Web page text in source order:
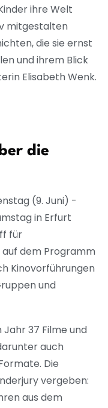
ihre Welt
mitgestalten
die sie ernst
und ihrem Blick
Elisabeth Wenk.
die
(9. Juni) -
in Erfurt
für
dem Programm
Kinovorführungen
und
37 Filme und
auch
Die
vergeben:
aus dem